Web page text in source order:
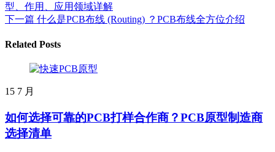
型、作用、应用领域详解
下一篇 什么是PCB布线 (Routing) ？PCB布线全方位介绍
Related Posts
15 7 月
如何选择可靠的PCB打样合作商？PCB原型制造商
选择清单